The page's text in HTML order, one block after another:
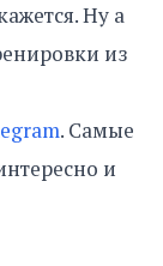
Ну а
из
. Самые
и